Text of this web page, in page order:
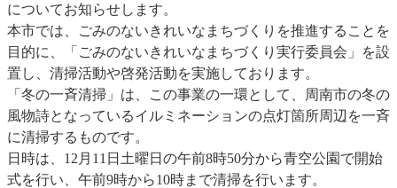
についてお知らせします。
本市では、ごみのないきれいなまちづくりを推進することを
目的に、「ごみのないきれいなまちづくり実行委員会」を設
置し、清掃活動や啓発活動を実施しております。
「冬の一斉清掃」は、この事業の一環として、周南市の冬の
風物詩となっているイルミネーションの点灯箇所周辺を一斉
に清掃するものです。
日時は、12月11日土曜日の午前8時50分から青空公園で開始
式を行い、午前9時から10時まで清掃を行います。